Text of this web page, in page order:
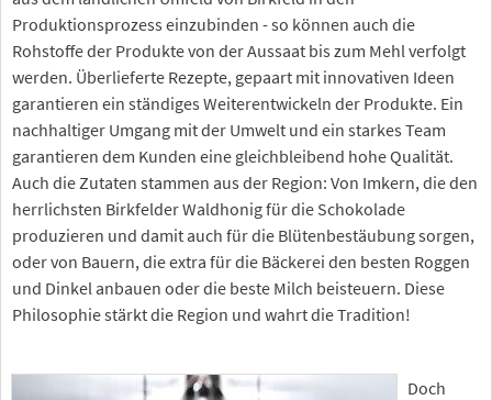
Produktionsprozess einzubinden - so können auch die
Rohstoffe der Produkte von der Aussaat bis zum Mehl verfolgt
werden. Überlieferte Rezepte, gepaart mit innovativen Ideen
garantieren ein ständiges Weiterentwickeln der Produkte. Ein
nachhaltiger Umgang mit der Umwelt und ein starkes Team
garantieren dem Kunden eine gleichbleibend hohe Qualität.
Auch die Zutaten stammen aus der Region: Von Imkern, die den
herrlichsten Birkfelder Waldhonig für die Schokolade
produzieren und damit auch für die Blütenbestäubung sorgen,
oder von Bauern, die extra für die Bäckerei den besten Roggen
und Dinkel anbauen oder die beste Milch beisteuern. Diese
Philosophie stärkt die Region und wahrt die Tradition!
Doch